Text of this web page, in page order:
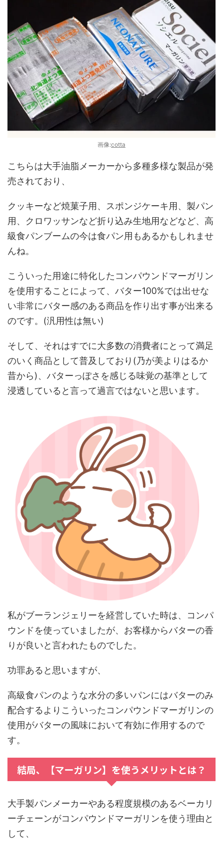
画像:cotta
こちらは大手油脂メーカーから多種多様な製品が発
売されており、
クッキーなど焼菓子用、スポンジケーキ用、製パン
用、クロワッサンなど折り込み生地用などなど、高
級食パンブームの今は食パン用もあるかもしれませ
んね。
こういった用途に特化したコンパウンドマーガリン
を使用することによって、 バター100%では出せな
い非常にバター感のある商品を作り出す事が出来る
のです。(汎用性は無い)
そして、それはすでに大多数の消費者にとって満足
のいく商品として普及しており(乃が美よりはるか
昔から)、バターっぽさを感じる味覚の基準として
浸透していると言って過言ではないと思います。
私がブーランジェリーを経営していた時は、コンパ
ウンドを使っていましたが、お客様からバターの香
りが良いと言われたものでした。
功罪ある と思いますが、
高級食パンのような水分の多いパンにはバターのみ
配合するよりこういったコンパウンドマーガリンの
使用がバターの風味において有効に作用するので
す。
結局、【マーガリン】を使うメリットとは？
大手製パンメーカーやある程度規模のあるベーカリ
ーチェーンがコンパウンドマーガリンを使う理由と
して、